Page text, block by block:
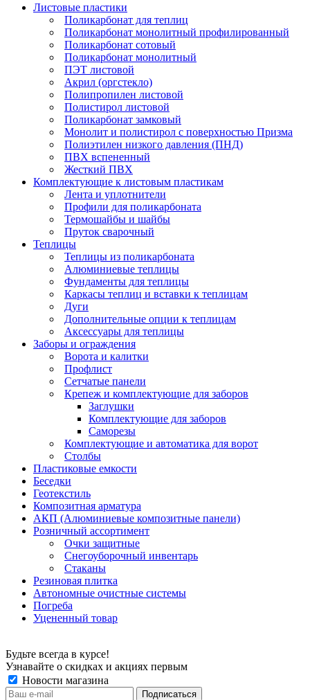
Листовые пластики
Поликарбонат для теплиц
Поликарбонат монолитный профилированный
Поликарбонат сотовый
Поликарбонат монолитный
ПЭТ листовой
Акрил (оргстекло)
Полипропилен листовой
Полистирол листовой
Поликарбонат замковый
Монолит и полистирол с поверхностью Призма
Полиэтилен низкого давления (ПНД)
ПВХ вспененный
Жесткий ПВХ
Комплектующие к листовым пластикам
Лента и уплотнители
Профили для поликарбоната
Термошайбы и шайбы
Пруток сварочный
Теплицы
Теплицы из поликарбоната
Алюминиевые теплицы
Фундаменты для теплицы
Каркасы теплиц и вставки к теплицам
Дуги
Дополнительные опции к теплицам
Аксессуары для теплицы
Заборы и ограждения
Ворота и калитки
Профлист
Сетчатые панели
Крепеж и комплектующие для заборов
Заглушки
Комплектующие для заборов
Саморезы
Комплектующие и автоматика для ворот
Столбы
Пластиковые емкости
Беседки
Геотекстиль
Композитная арматура
АКП (Алюминиевые композитные панели)
Розничный ассортимент
Очки защитные
Снегоуборочный инвентарь
Стаканы
Резиновая плитка
Автономные очистные системы
Погреба
Уцененный товар
Будьте всегда в курсе!
Узнавайте о скидках и акциях первым
Новости магазина